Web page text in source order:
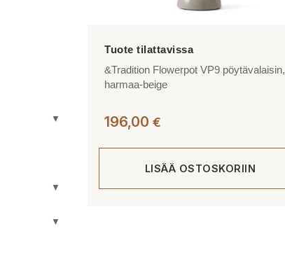
▼
▼
▼
&Tradition Flowerpot VP9 pöytävalaisin,
harmaa-beige
196,00 €
LISÄÄ OSTOSKORIIN